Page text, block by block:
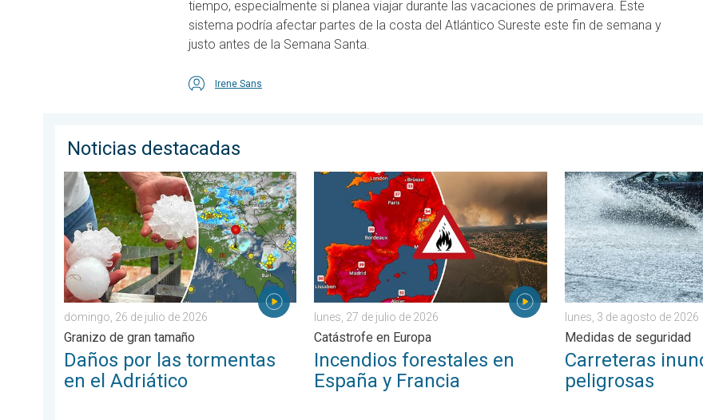
tiempo, especialmente si planea viajar durante las vacaciones de primavera. Este
sistema podría afectar partes de la costa del Atlántico Sureste este fin de semana y
justo antes de la Semana Santa.
Irene Sans
Noticias destacadas
Daños por las tormentas en el Adriático. Granizo de gran tamaño. . . domingo, 26 de julio de 2026
domingo, 26 de julio de 2026
Granizo de gran tamaño
Daños por las tormentas
en el Adriático
Incendios forestales en España y Francia. Catástrofe en Europa. . .
lunes, 27 de julio de 2026
Catástrofe en Europa
Incendios forestales en
España y Francia
Carreteras inundadas
lunes, 3 de agosto de 2026
Medidas de seguridad
Carreteras
peligrosas